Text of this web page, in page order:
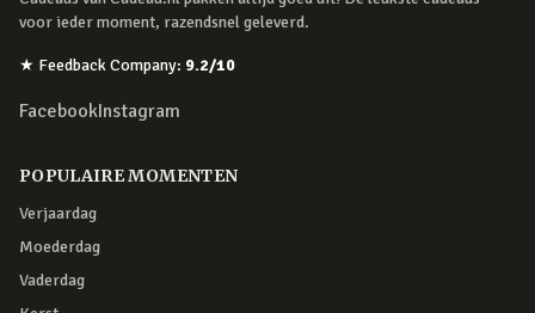
voor ieder moment, razendsnel geleverd.
★ Feedback Company: 9.2/10
FacebookInstagram
POPULAIRE MOMENTEN
Verjaardag
Moederdag
Vaderdag